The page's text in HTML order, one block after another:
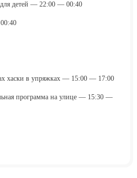
детей — 22:00 — 00:40
хаски в упряжках — 15:00 — 17:00
программа на улице — 15:30 —